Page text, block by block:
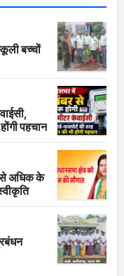
बच्चों
पहचान
से अधिक के